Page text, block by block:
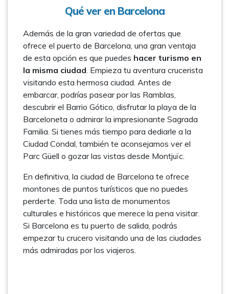
Qué ver en Barcelona
Además de la gran variedad de ofertas que
ofrece el puerto de Barcelona, una gran ventaja
de esta opción es que puedes hacer turismo en
la misma ciudad. Empieza tu aventura crucerista
visitando esta hermosa ciudad. Antes de
embarcar, podrías pasear por las Ramblas,
descubrir el Barrio Gótico, disfrutar la playa de la
Barceloneta o admirar la impresionante Sagrada
Familia. Si tienes más tiempo para dediarle a la
Ciudad Condal, también te aconsejamos ver el
Parc Güell o gozar las vistas desde Montjuïc.
En definitiva, la ciudad de Barcelona te ofrece
montones de puntos turísticos que no puedes
perderte. Toda una lista de monumentos
culturales e históricos que merece la pena visitar.
Si Barcelona es tu puerto de salida, podrás
empezar tu crucero visitando una de las ciudades
más admiradas por los viajeros.